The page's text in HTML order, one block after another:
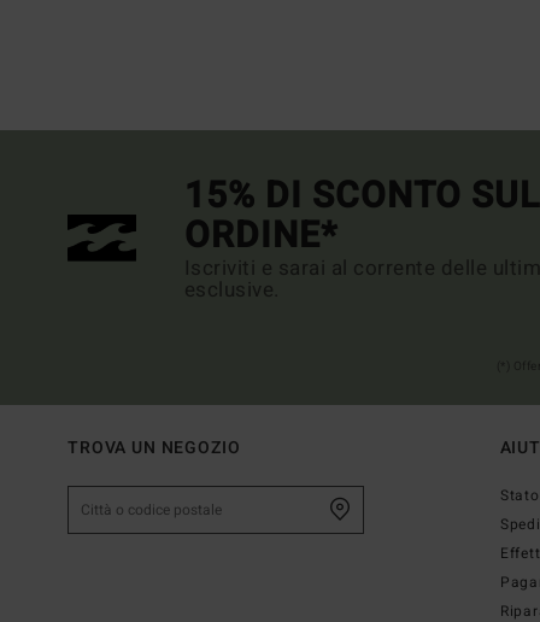
15% DI SCONTO
ORDINE*
Iscriviti e sarai al corrente delle
esclusive.
TROVA UN NEGOZIO